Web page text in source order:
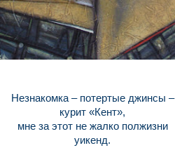
Незнакомка – потертые джинсы –
курит «Кент»,
мне за этот не жалко полжизни
уикенд.